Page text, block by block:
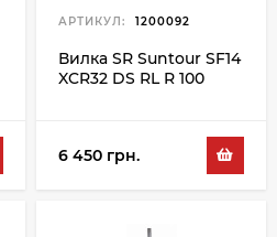
АРТИКУЛ: 1200092
Вилка SR Suntour SF14
XCR32 DS RL R 100
6 450 грн.